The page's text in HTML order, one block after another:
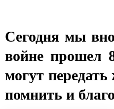
Сегодня мы
войне прошел
могут
помнить и